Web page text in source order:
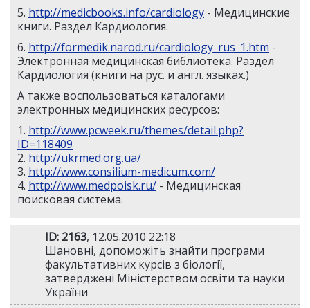
5. http://medicbooks.info/cardiology - Медицинские
книги. Раздел Кардиология.
6. http://formedik.narod.ru/cardiology_rus_1.htm -
Электронная медицинская библиотека. Раздел
Кардиология (книги на рус. и англ. языках.)
А также воспользоваться каталогами
электронных медицинских ресурсов:
1. http://www.pcweek.ru/themes/detail.php?
ID=118409
2. http://ukrmed.org.ua/
3. http://www.consilium-medicum.com/
4. http://www.medpoisk.ru/ - Медицинская
поисковая система.
ID: 2163, 12.05.2010 22:18
Шановні, допоможіть знайти програми
факультативних курсів з біології,
затверджені Міністерством освіти та науки
України